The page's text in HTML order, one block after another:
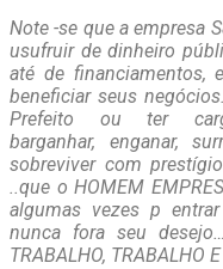
Note -se que a empresa
usufruir de dinheiro
até de financiamentos,
beneficiar seus
Prefeito ou ter
barganhar, enganar,
sobreviver com
..que o HOMEM
algumas vezes p
nunca fora seu
TRABALHO, TRABALHO